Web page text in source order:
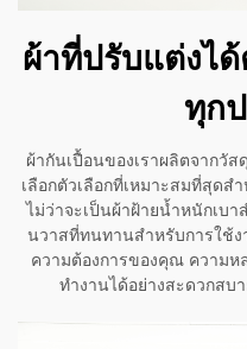
ผ้าที่ปรับแต่งไ
ทุก
ผ้ากันเปื้อนของเราผลิตจากวั
เลือกตัวเลือกที่เหมาะสมที่สุด
ไม่ว่าจะเป็นผ้าฝ้ายน้ำหนักเบ
นวาสที่ทนทานสำหรับการใช้ง
ความต้องการของคุณ ความ
ทำงานได้อย่างสะดวกส